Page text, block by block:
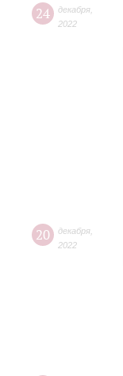
24 декабря
2022
20 декабря
2022